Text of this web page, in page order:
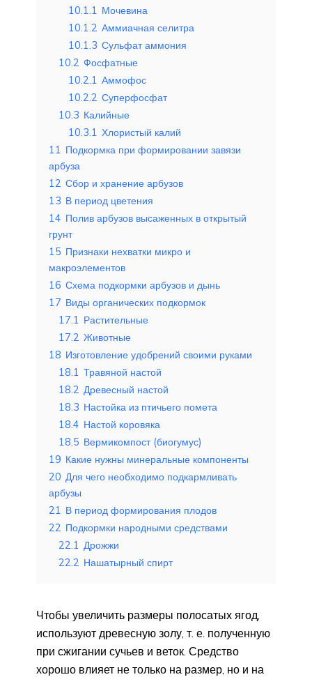
10.1.1 Мочевина
10.1.2 Аммиачная селитра
10.1.3 Сульфат аммония
10.2 Фосфатные
10.2.1 Аммофос
10.2.2 Суперфосфат
10.3 Калийные
10.3.1 Хлористый калий
11 Подкормка при формировании завязи
арбуза
12 Сбор и хранение арбузов
13 В период цветения
14 Полив арбузов высаженных в открытый
грунт
15 Признаки нехватки микро и
макроэлементов
16 Схема подкормки арбузов и дынь
17 Виды органических подкормок
17.1 Растительные
17.2 Животные
18 Изготовление удобрений своими руками
18.1 Травяной настой
18.2 Древесный настой
18.3 Настойка из птичьего помета
18.4 Настой коровяка
18.5 Вермикомпост (биогумус)
19 Какие нужны минеральные компоненты
20 Для чего необходимо подкармливать
арбузы
21 В период формирования плодов
22 Подкормки народными средствами
22.1 Дрожжи
22.2 Нашатырный спирт
Чтобы увеличить размеры полосатых ягод,
используют древесную золу, т. е. полученную
при сжигании сучьев и веток. Средство
хорошо влияет не только на размер, но и на